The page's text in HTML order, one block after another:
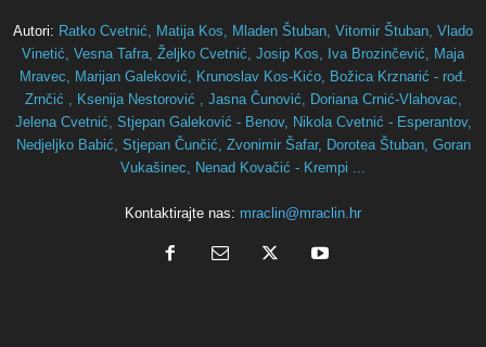
Autori: Ratko Cvetnić, Matija Kos, Mladen Štuban, Vitomir Štuban, Vlado
Vinetić, Vesna Tafra, Željko Cvetnić, Josip Kos, Iva Brozinčević, Maja
Mravec, Marijan Galeković, Krunoslav Kos-Kićo, Božica Krznarić - rođ.
Zrnčić , Ksenija Nestorović , Jasna Čunović, Doriana Crnić-Vlahovac,
Jelena Cvetnić, Stjepan Galeković - Benov, Nikola Cvetnić - Esperantov,
Nedjeljko Babić, Stjepan Čunčić, Zvonimir Šafar, Dorotea Štuban, Goran
Vukašinec, Nenad Kovačić - Krempi ...
Kontaktirajte nas: mraclin@mraclin.hr